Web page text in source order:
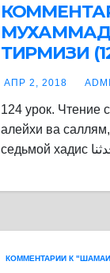
ТИРМИЗИ
АПР 2, 2018
124 урок. Чтение
алейхи ва
КОММЕНТАРИИ К